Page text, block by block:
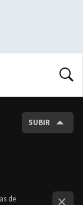
SUBIR
de